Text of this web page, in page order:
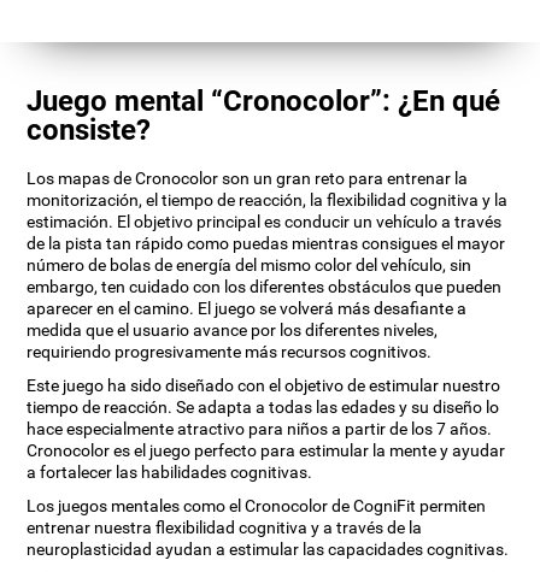
Juego mental “Cronocolor”: ¿En qué
consiste?
Los mapas de Cronocolor son un gran reto para entrenar la
monitorización, el tiempo de reacción, la flexibilidad cognitiva y la
estimación. El objetivo principal es conducir un vehículo a través
de la pista tan rápido como puedas mientras consigues el mayor
número de bolas de energía del mismo color del vehículo, sin
embargo, ten cuidado con los diferentes obstáculos que pueden
aparecer en el camino. El juego se volverá más desafiante a
medida que el usuario avance por los diferentes niveles,
requiriendo progresivamente más recursos cognitivos.
Este juego ha sido diseñado con el objetivo de estimular nuestro
tiempo de reacción. Se adapta a todas las edades y su diseño lo
hace especialmente atractivo para niños a partir de los 7 años.
Cronocolor es el juego perfecto para estimular la mente y ayudar
a fortalecer las habilidades cognitivas.
Los juegos mentales como el Cronocolor de CogniFit permiten
entrenar nuestra flexibilidad cognitiva y a través de la
neuroplasticidad ayudan a estimular las capacidades cognitivas.